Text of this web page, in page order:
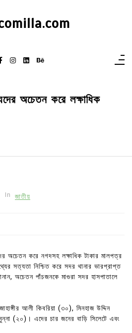
অচেতন করে লক্ষাধিক
In জাতীয়
অচেতন করে নগদসহ লক্ষাধিক টাকার মালপত্র
সত্যতা নিশ্চিত করে সদর থানার ভারপ্রাপ্ত
অচেতন পাঁচজনকে মাগুরা সদর হাসপাতালে
আলী কিবরিয়া (৩০), মিনহাজ উদ্দিন
(২০)। এদের চার জনের বাড়ি সিলেটে এবং